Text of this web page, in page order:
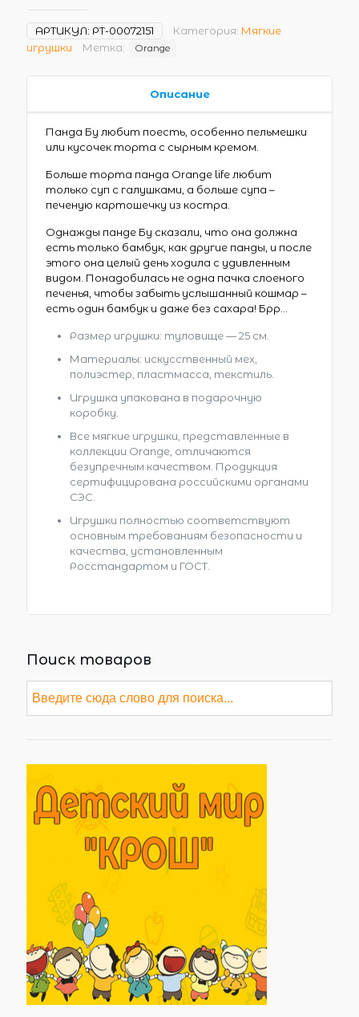
АРТИКУЛ: РТ-00072151 Категория: Мягкие
игрушки
Метка: Orange
Описание
Панда Бу любит поесть, особенно пельмешки
или кусочек торта с сырным кремом.
Больше торта панда Orange life любит
только суп с галушками, а больше супа –
печеную картошечку из костра.
Однажды панде Бу сказали, что она должна
есть только бамбук, как другие панды, и после
этого она целый день ходила с удивленным
видом. Понадобилась не одна пачка слоеного
печенья, чтобы забыть услышанный кошмар –
есть один бамбук и даже без сахара! Брр…
Размер игрушки: туловище — 25 см.
Материалы: искусственный мех,
полиэстер, пластмасса, текстиль.
Игрушка упакована в подарочную
коробку.
Все мягкие игрушки, представленные в
коллекции Orange, отличаются
безупречным качеством. Продукция
сертифицирована российскими органами
СЭС.
Игрушки полностью соответствуют
основным требованиям безопасности и
качества, установленным
Росстандартом и ГОСТ.
Поиск товаров